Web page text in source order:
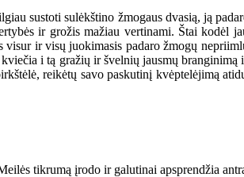
sustoti sulėkštino žmogaus dvasią, ją
ir grožis mažiau vertinami. Štai
ir visų juokimasis padaro žmogų
i tą gražių ir švelnių jausmų
reikėtų savo paskutinį kvėptelėjimą
tikrumą įrodo ir galutinai apsprendžia